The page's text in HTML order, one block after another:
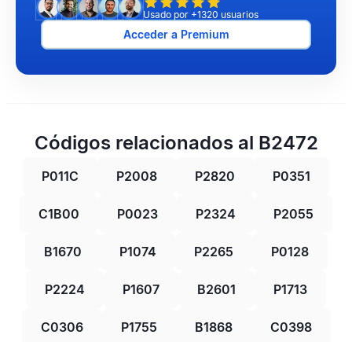
Usado por +1320 usuarios
Acceder a Premium
Códigos relacionados al B2472
P011C P2008 P2820 P0351
C1B00 P0023 P2324 P2055
B1670 P1074 P2265 P0128
P2224 P1607 B2601 P1713
C0306 P1755 B1868 C0398